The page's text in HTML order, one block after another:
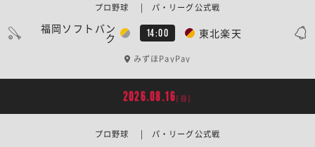
福岡ソフトバン
ク 14:00 東北楽天
プロ野球 | パ・リーグ公式戦
みずほPayPay
2026.08.16[日]
プロ野球 | パ・リーグ公式戦